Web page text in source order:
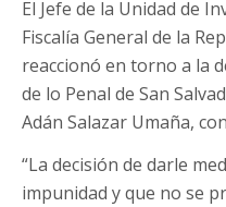
El Jefe de la Unidad de
Fiscalía General de la
reaccionó en torno a la
de lo Penal de San
Adán Salazar Umaña,
“La decisión de darle
impunidad y que no se